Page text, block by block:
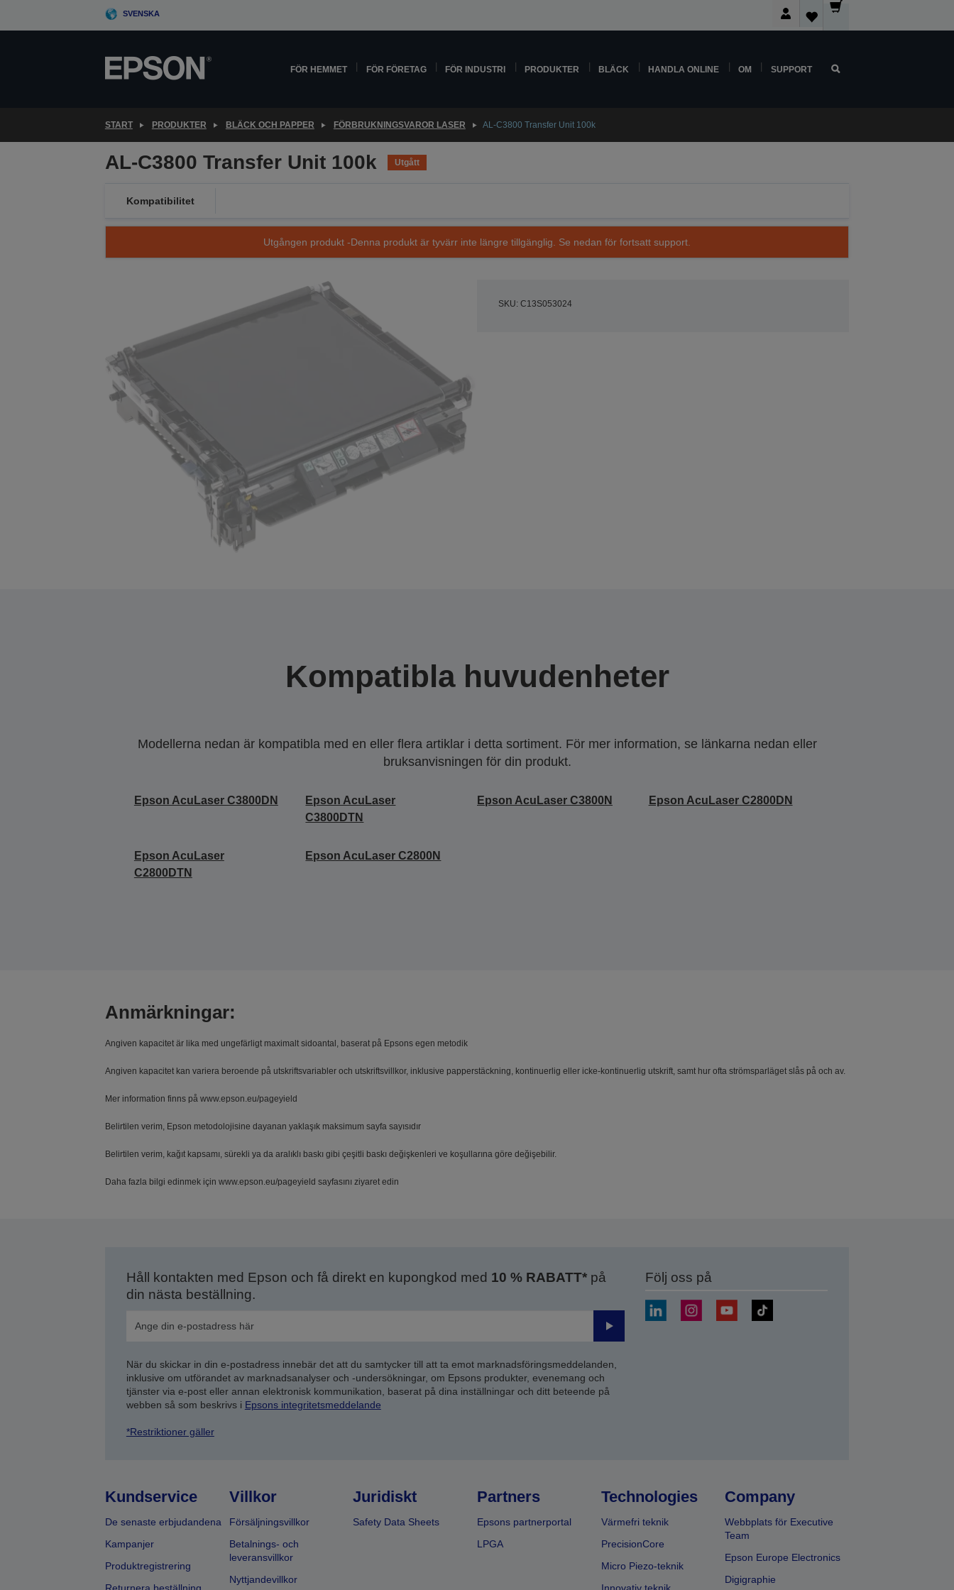
SVENSKA
FÖR HEMMET FÖR FÖRETAG FÖR INDUSTRI PRODUKTER BLÄCK HANDLA ONLINE OM SUPPORT
START PRODUKTER BLÄCK OCH PAPPER FÖRBRUKNINGSVAROR LASER AL-C3800 Transfer Unit 100k
AL-C3800 Transfer Unit 100k Utgått
Kompatibilitet
Utgången produkt -Denna produkt är tyvärr inte längre tillgänglig. Se nedan för fortsatt support.
SKU: C13S053024
Kompatibla huvudenheter
Modellerna nedan är kompatibla med en eller flera artiklar i detta sortiment. För mer information, se länkarna nedan eller
bruksanvisningen för din produkt.
Epson AcuLaser C3800DN
Epson AcuLaser
C3800DTN
Epson AcuLaser C3800N Epson AcuLaser C2800DN
Epson AcuLaser
C2800DTN
Epson AcuLaser C2800N
Anmärkningar:
Angiven kapacitet är lika med ungefärligt maximalt sidoantal, baserat på Epsons egen metodik
Angiven kapacitet kan variera beroende på utskriftsvariabler och utskriftsvillkor, inklusive papperstäckning, kontinuerlig eller icke-kontinuerlig utskrift, samt hur ofta strömsparläget slås på och av.
Mer information finns på www.epson.eu/pageyield
Belirtilen verim, Epson metodolojisine dayanan yaklaşık maksimum sayfa sayısıdır
Belirtilen verim, kağıt kapsamı, sürekli ya da aralıklı baskı gibi çeşitli baskı değişkenleri ve koşullarına göre değişebilir.
Daha fazla bilgi edinmek için www.epson.eu/pageyield sayfasını ziyaret edin
Håll kontakten med Epson och få direkt en kupongkod med 10 % RABATT*på
din nästa beställning.
Skicka
När du skickar in din e-postadress innebär det att du samtycker till att ta emot marknadsföringsmeddelanden,
inklusive om utförandet av marknadsanalyser och -undersökningar, om Epsons produkter, evenemang och
tjänster via e-post eller annan elektronisk kommunikation, baserat på dina inställningar och ditt beteende på
webben så som beskrivs i Epsons integritetsmeddelande
*Restriktioner gäller
Följ oss på
Kundservice
De senaste erbjudandena
Kampanjer
Produktregistrering
Villkor
Försäljningsvillkor
Betalnings- och
leveransvillkor
Nyttjandevillkor
Juridiskt
Safety Data Sheets
Partners
Epsons partnerportal
LPGA
Technologies
Värmefri teknik
PrecisionCore
Micro Piezo-teknik
Company
Webbplats för Executive
Team
Epson Europe Electronics
Digigraphie